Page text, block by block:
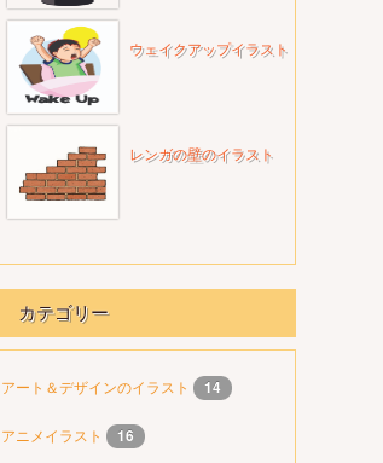
ウェイクアップイラスト
レンガの壁のイラスト
カテゴリー
アート＆デザインのイラスト 14
アニメイラスト 16